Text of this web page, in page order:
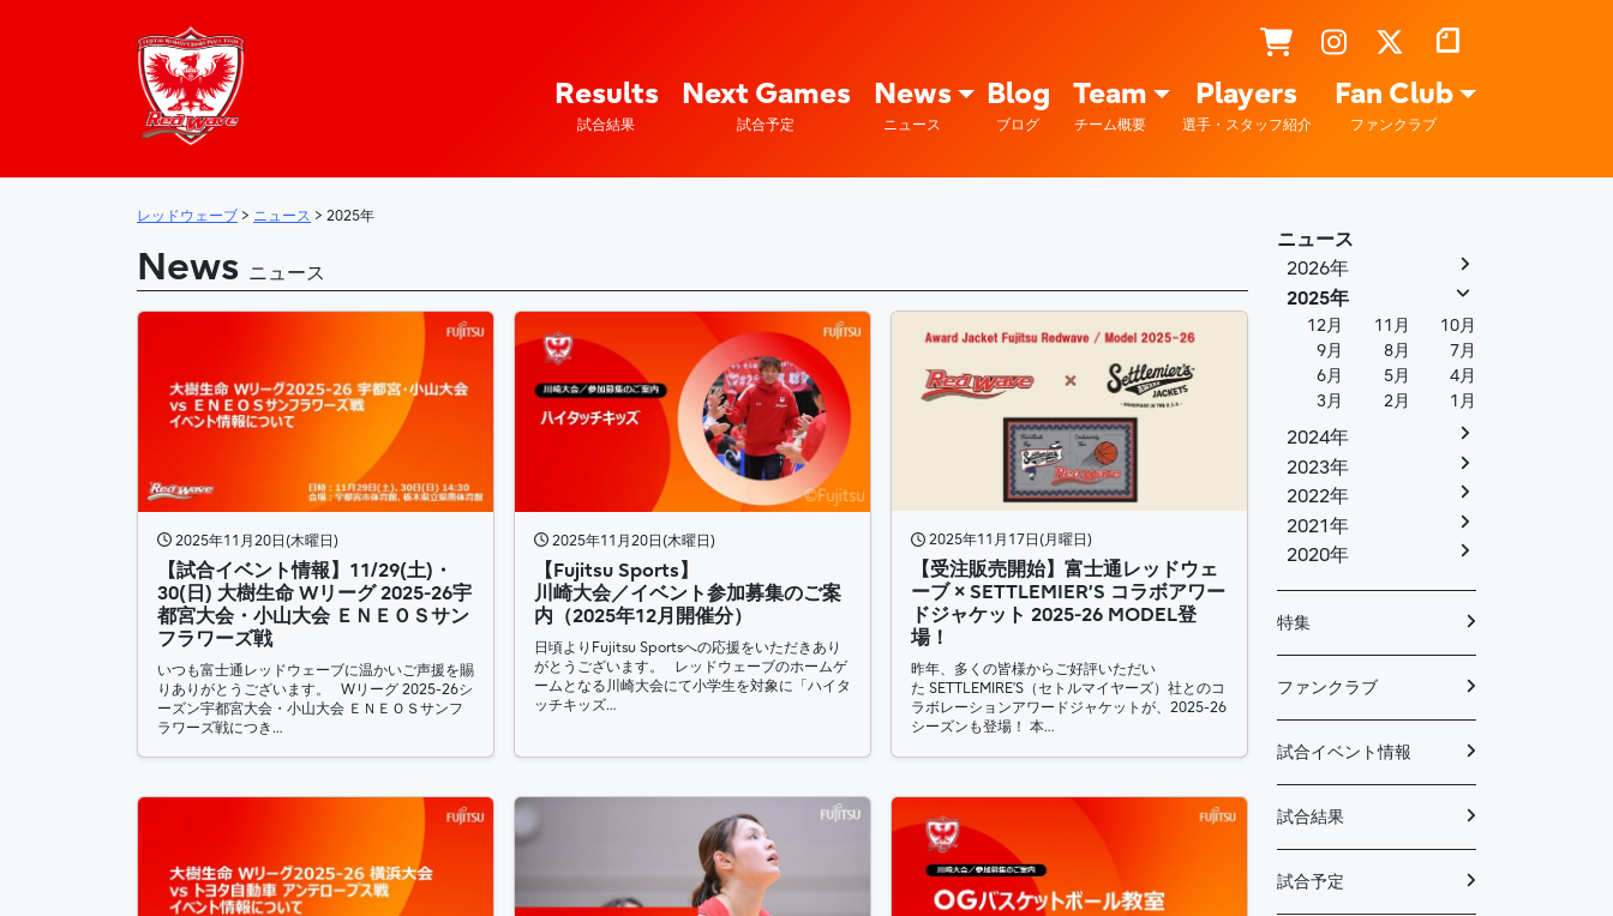
メインナビゲーション
Results
試合結果
Next Games
試合予定
News
ニュース
Blog
ブログ
Team
チーム概要
Players
選手・スタッフ紹介
Fan Club
ファンクラブ
レッドウェーブ > ニュース > 2025年
News ニュース
2025年11月20日(木曜日)
【試合イベント情報】11/29(土)・
30(日) 大樹生命 Wリーグ 2025-26宇
都宮大会・小山大会 ＥＮＥＯＳサン
フラワーズ戦
いつも富士通レッドウェーブに温かいご声援を賜
りありがとうございます。 Wリーグ 2025-26シ
ーズン宇都宮大会・小山大会 ＥＮＥＯＳサンフ
ラワーズ戦につき…
2025年11月20日(木曜日)
【Fujitsu Sports】
川崎大会／イベント参加募集のご案
内（2025年12月開催分）
日頃よりFujitsu Sportsへの応援をいただきあり
がとうございます。 レッドウェーブのホームゲ
ームとなる川崎大会にて小学生を対象に「ハイタ
ッチキッズ…
2025年11月17日(月曜日)
【受注販売開始】富士通レッドウェ
ーブ × SETTLEMIER’S コラボアワー
ドジャケット 2025-26 MODEL登
場！
昨年、多くの皆様からご好評いただい
た SETTLEMIRE’S（セトルマイヤーズ）社とのコ
ラボレーションアワードジャケットが、2025-26
シーズンも登場！ 本…
ニュース
2026年
2025年
12月 11月
10月
9月
8月
7月
6月
5月
4月
3月
2月 1月
2024年
2023年
2022年
2021年
2020年
特集
ファンクラブ
試合イベント情報
試合結果
試合予定